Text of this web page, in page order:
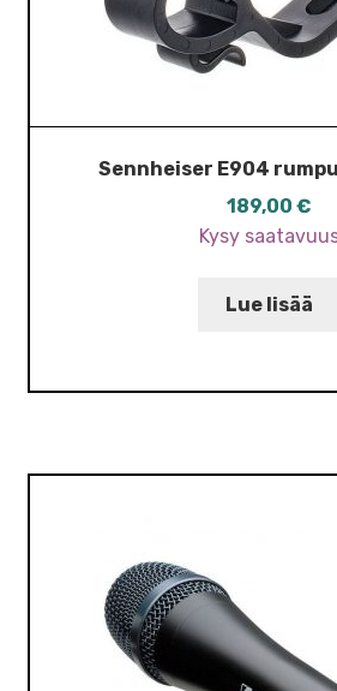
Sennheiser E904
189,00 €
Kysy
Lue lisää